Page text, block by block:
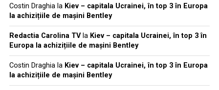
Costin Draghiala Kiev – capitala Ucrainei, în top 3 în Europa
la achizițiile de mașini Bentley
Redactia Carolina TVla Kiev – capitala Ucrainei, în top 3 în
Europa la achizițiile de mașini Bentley
Costin Draghiala Kiev – capitala Ucrainei, în top 3 în Europa
la achizițiile de mașini Bentley